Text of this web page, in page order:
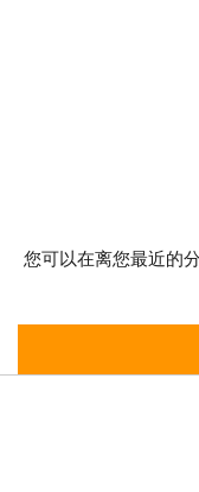
您可以在离您最近的